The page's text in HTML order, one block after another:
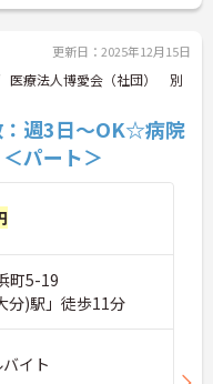
更新日：2025年12月15日
医療法人博愛会（社団） 別
：週3日～OK☆病院
パート＞
町5-19
分)駅」徒歩11分
イト